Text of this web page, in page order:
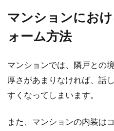
考に素敵
インターネ
マンションにお
ォーム方法
マンションでは、隣戸との
厚さがあまりなければ、話
すくなってしまいます。
また、マンションの内装は